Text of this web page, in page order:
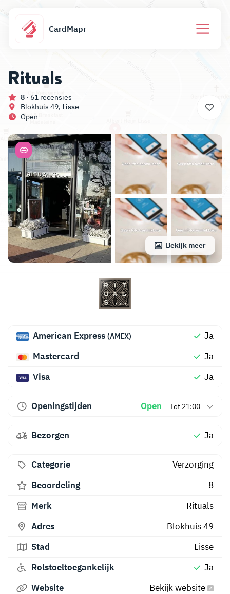
CardMapr
Rituals
8 · 61 recensies
Blokhuis 49, Lisse
Open
Bekijk meer
American Express (AMEX)
Ja
Mastercard
Ja
Visa
Ja
Openingstijden Open Tot 21:00
Bezorgen Ja
Categorie
Verzorging
Beoordeling
8
Merk
Rituals
Adres
Blokhuis 49
Stad
Lisse
Rolstoeltoegankelijk
Ja
Website
Bekijk website